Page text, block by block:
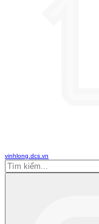
vinhlong.dcs.vn